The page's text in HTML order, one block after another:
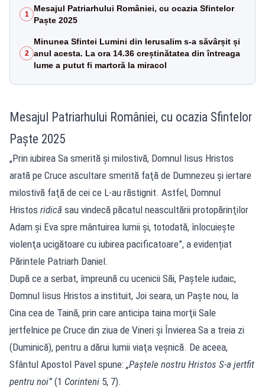
1
Mesajul Patriarhului României, cu ocazia Sfintelor
Paște 2025
2
Minunea Sfintei Lumini din Ierusalim s-a săvârșit și
anul acesta. La ora 14.36 creștinătatea din întreaga
lume a putut fi martoră la miracol
Mesajul Patriarhului României, cu ocazia Sfintelor
Paște 2025
„Prin iubirea Sa smerită şi milostivă, Domnul Iisus Hristos
arată pe Cruce ascultare smerită faţă de Dumnezeu şi iertare
milostivă faţă de cei ce L-au răstignit. Astfel, Domnul
Hristos ridică sau vindecă păcatul neascultării protopărinţilor
Adam şi Eva spre mântuirea lumii şi, totodată, înlocuieşte
violenţa ucigătoare cu iubirea pacificatoare”, a evidențiat
Părintele Patriarh Daniel.
După ce a serbat, împreună cu ucenicii Săi, Paştele iudaic,
Domnul Iisus Hristos a instituit, Joi seara, un Paşte nou, la
Cina cea de Taină, prin care anticipa taina morţii Sale
jertfelnice pe Cruce din ziua de Vineri şi Învierea Sa a treia zi
(Duminică), pentru a dărui lumii viaţa veşnică. De aceea,
Sfântul Apostol Pavel spune: „Paştele nostru Hristos S-a jertfit
pentru noi”(1 Corinteni 5, 7).